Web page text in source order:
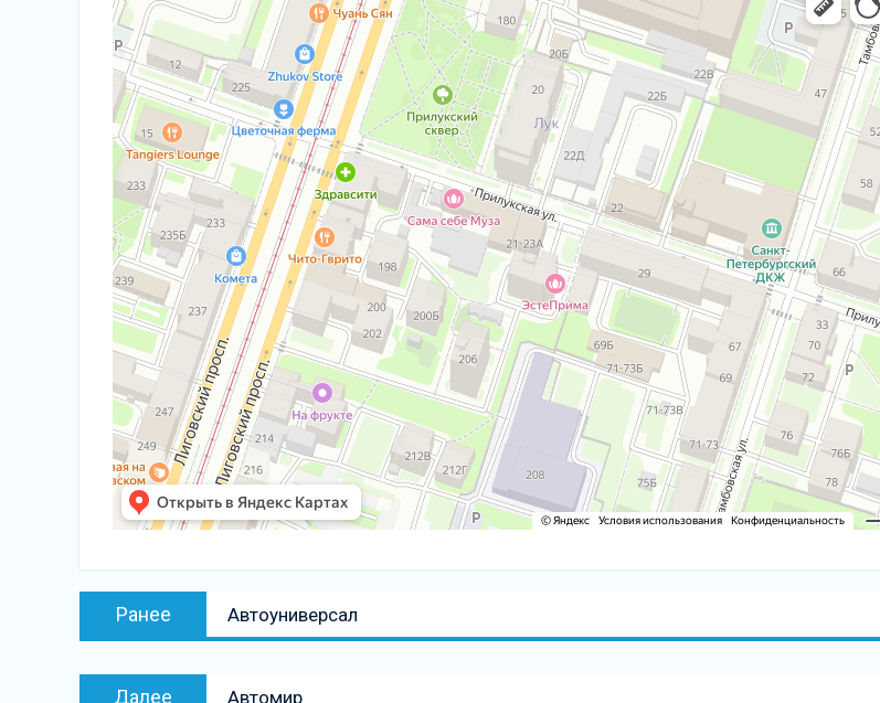
Навигация
Ранее
Предыдущая
запись:
Автоуниверсал
Далее
Следующая
Автомир